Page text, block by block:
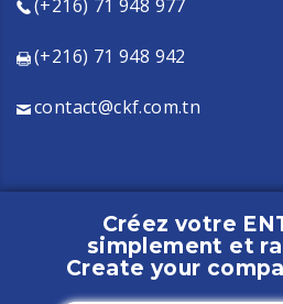
(+216) 71 948 977
(+216) 71 948 942
contact@ckf.com.tn
Copyright CKF - 2021 -
Créez votre
simplement et
Create your